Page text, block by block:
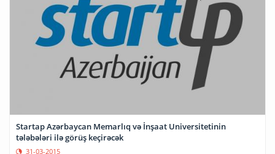
Startap Azərbaycan Memarlıq və İnşaat Universitetinin
tələbələri ilə görüş keçirəcək
31-03-2015